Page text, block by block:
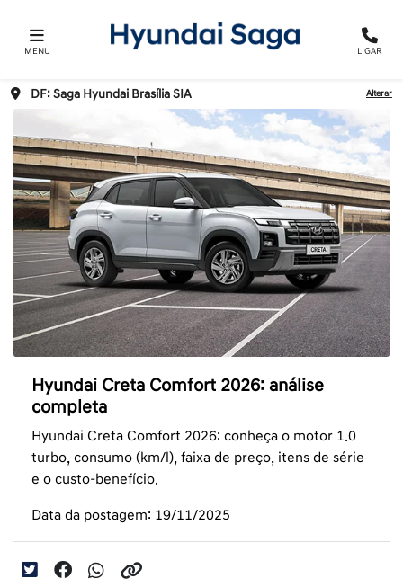
MENU LIGAR
DF: Saga Hyundai Brasília SIA Alterar
Hyundai Creta Comfort 2026: análise
completa
Hyundai Creta Comfort 2026: conheça o motor 1.0
turbo, consumo (km/l), faixa de preço, itens de série
e o custo-benefício.
Data da postagem: 19/11/2025